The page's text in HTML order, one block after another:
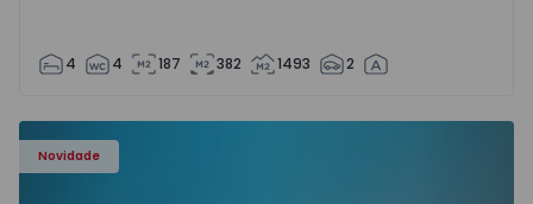
4 4 187 382 1493 2
Novidade
Apartamento T3 Vila Nova de Gaia, Oliveira do Douro -